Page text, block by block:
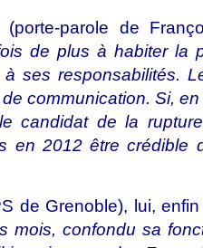
(porte-parole de
de plus à habiter la
à ses responsabilités.
communication. Si,
candidat de la
en 2012 être crédible
de Grenoble), lui,
mois, confondu sa